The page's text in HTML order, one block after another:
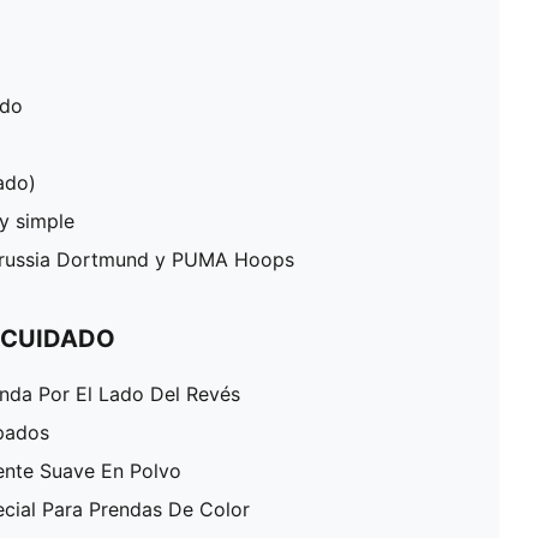
simple
Dortmund y PUMA Hoops
Por El Lado Del Revés
Suave En Polvo
Para Prendas De Color